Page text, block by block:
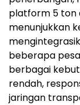
platform 5 ton
menunjukkan
beberapa
berbagai
rendah,
jaringan